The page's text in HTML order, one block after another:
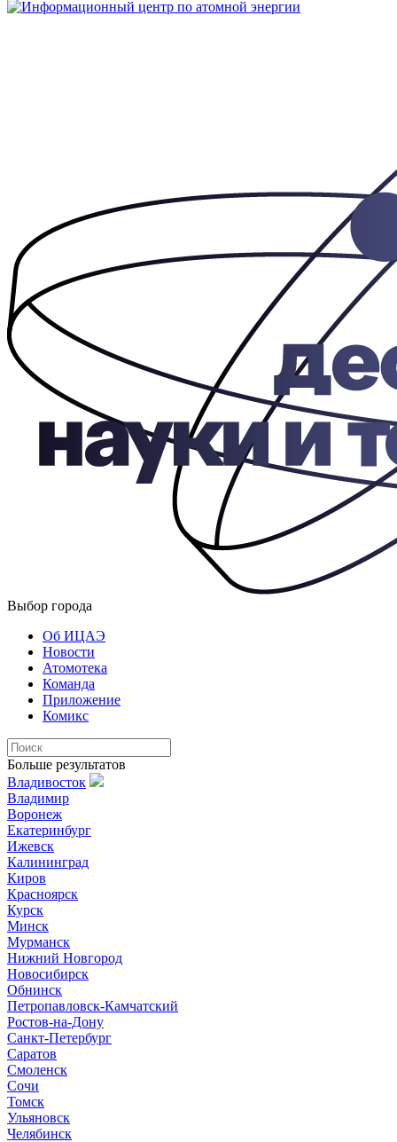
Выбор города
Об ИЦАЭ
Новости
Атомотека
Команда
Приложение
Комикс
Больше результатов
Владивосток
Владимир
Воронеж
Екатеринбург
Ижевск
Калининград
Киров
Красноярск
Курск
Минск
Мурманск
Нижний Новгород
Новосибирск
Обнинск
Петропавловск-Камчатский
Ростов-на-Дону
Санкт-Петербург
Саратов
Смоленск
Сочи
Томск
Ульяновск
Челябинск